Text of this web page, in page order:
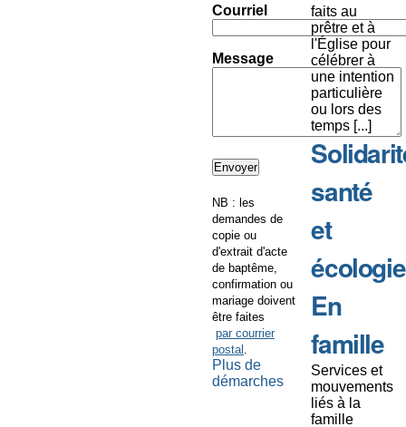
Courriel
Message
NB : les
demandes de
copie ou
d'extrait d'acte
de baptême,
confirmation ou
mariage doivent
être faites
par courrier
postal .
Plus de
démarches
faits au
prêtre et à
l'Église pour
célébrer à
une intention
particulière
ou lors des
temps [...]
santé
et
écologie
En
famille
Services et
mouvements
liés à la
famille